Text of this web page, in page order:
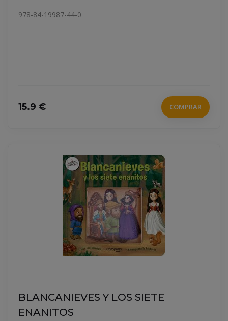
978-84-19987-44-0
15.9 € COMPRAR
BLANCANIEVES Y LOS SIETE
ENANITOS